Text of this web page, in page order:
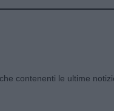
contenenti le ultime